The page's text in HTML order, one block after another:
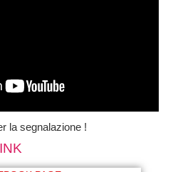
la segnalazione !